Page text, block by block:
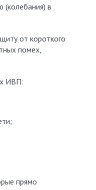
(колебания) в
от короткого
помех,
ИВП:
прямо